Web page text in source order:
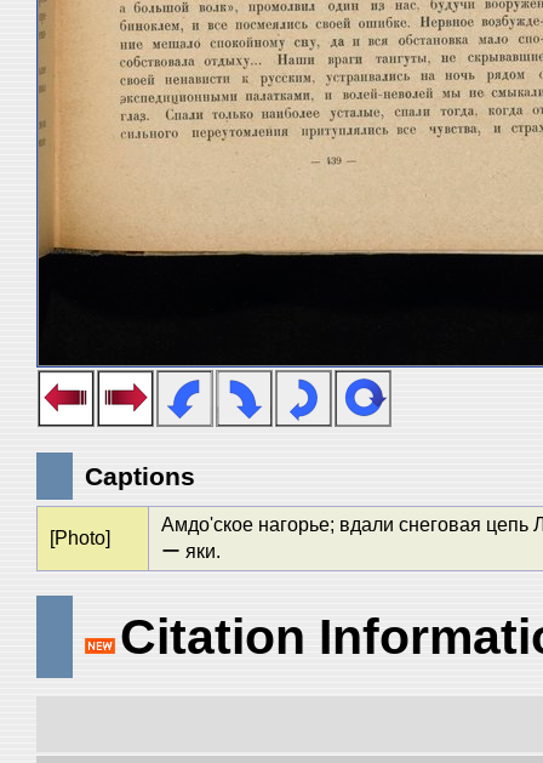
Captions
[Photo]
Амдо'ское нагорье; вдали снеговая
ー яки.
Citation